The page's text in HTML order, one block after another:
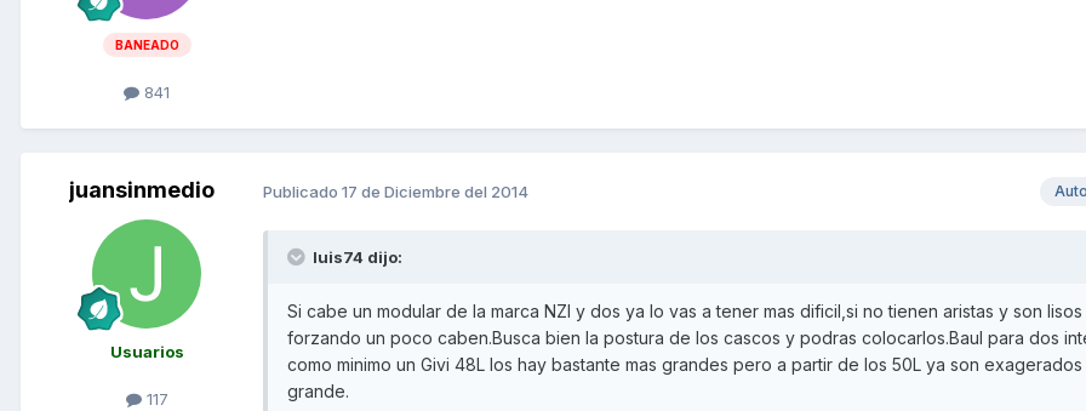
BANEADO
841
juansinmedio
Usuarios
117
Publicado 17 de Diciembre del 2014
luis74 dijo:
Si cabe un modular de la marca NZI y dos ya lo vas a tener mas dificil,si no tienen aristas y son lisos
forzando un poco caben.Busca bien la postura de los cascos y podras colocarlos.Baul para dos
como minimo un Givi 48L los hay bastante mas grandes pero a partir de los 50L ya son
grande.